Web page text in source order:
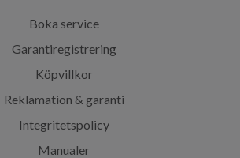
Boka service
Garantiregistrering
Köpvillkor
Reklamation & garanti
Integritetspolicy
Manualer